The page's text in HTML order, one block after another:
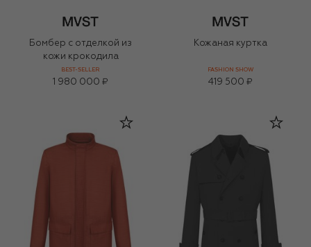
Бомбер с отделкой из
кожи крокодила
BEST-SELLER
1 980 000 ₽
Кожаная куртка
FASHION SHOW
419 500 ₽